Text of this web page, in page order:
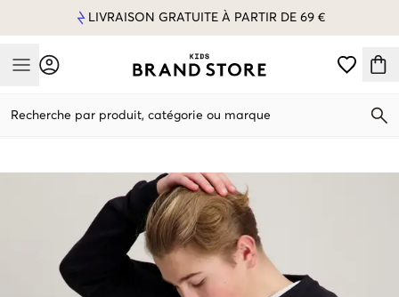
LIVRAISON GRATUITE À PARTIR DE 69 €
Mobile Menu
Recherche par produit, catégorie ou marque